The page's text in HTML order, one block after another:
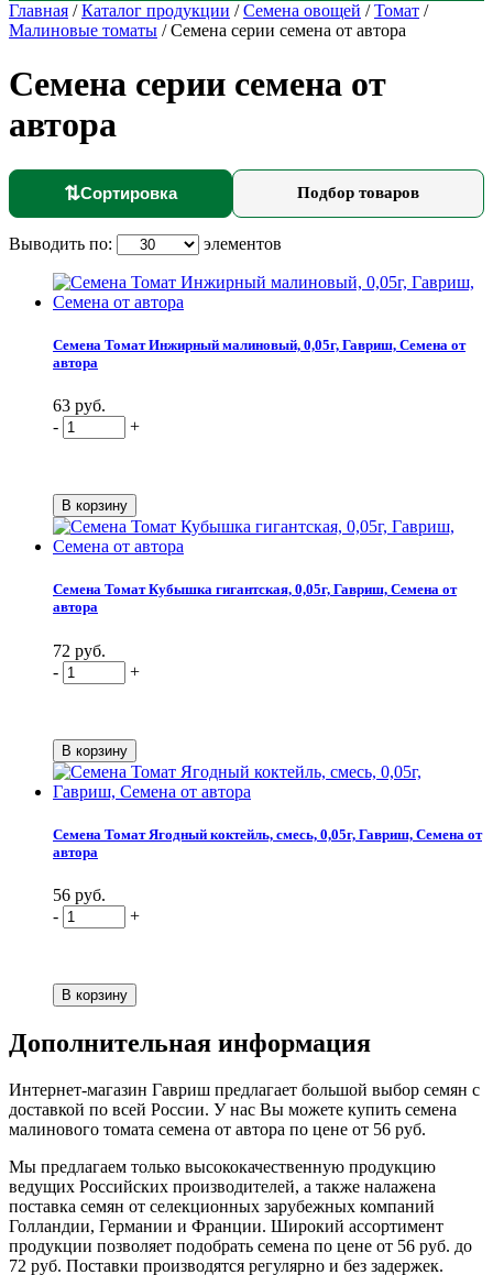
Главная /Каталог продукции /Семена овощей /Томат /
Малиновые томаты /Семена серии семена от автора
Семена серии семена от
автора
⇅Сортировка Подбор товаров
Выводить по: элементов
Семена Томат Инжирный малиновый, 0,05г, Гавриш, Семена от
автора
63 руб.
-
+
Семена Томат Кубышка гигантская, 0,05г, Гавриш, Семена от
автора
72 руб.
-
+
Семена Томат Ягодный коктейль, смесь, 0,05г, Гавриш, Семена от
автора
56 руб.
-
+
Дополнительная информация
Интернет-магазин Гавриш предлагает большой выбор семян с
доставкой по всей России. У нас Вы можете купить семена
малинового томата семена от автора по цене от 56 руб.
Мы предлагаем только высококачественную продукцию
ведущих Российских производителей, а также налажена
поставка семян от селекционных зарубежных компаний
Голландии, Германии и Франции. Широкий ассортимент
продукции позволяет подобрать семена по цене от 56 руб. до
72 руб. Поставки производятся регулярно и без задержек.